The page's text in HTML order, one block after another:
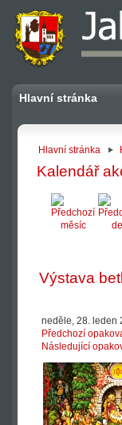
Hlavní stránka
Hlavní stránka
Kalendář
Výstava
neděle, 28. leden
Předchozí
Následující